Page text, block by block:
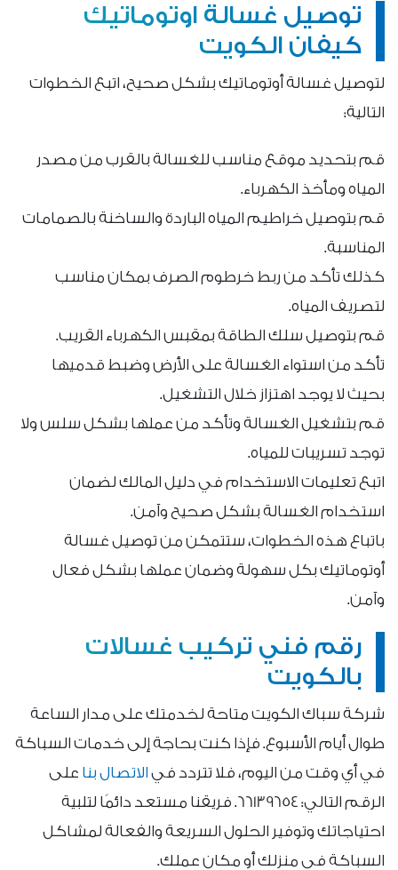
توصيل غسالة اوتوماتيك
كيفان الكويت
لتوصيل غسالة أوتوماتيك بشكل صحيح، اتبع الخطوات
التالية:
قم بتحديد موقع مناسب للغسالة بالقرب من مصدر
المياه ومأخذ الكهرباء.
قم بتوصيل خراطيم المياه الباردة والساخنة بالصمامات
المناسبة.
كذلك تأكد من ربط خرطوم الصرف بمكان مناسب
لتصريف المياه.
قم بتوصيل سلك الطاقة بمقبس الكهرباء القريب.
تأكد من استواء الغسالة على الأرض وضبط قدميها
بحيث لا يوجد اهتزاز خلال التشغيل.
قم بتشغيل الغسالة وتأكد من عملها بشكل سلس ولا
توجد تسريبات للمياه.
اتبع تعليمات الاستخدام في دليل المالك لضمان
استخدام الغسالة بشكل صحيح وآمن.
باتباع هذه الخطوات، ستتمكن من توصيل غسالة
أوتوماتيك بكل سهولة وضمان عملها بشكل فعال
وآمن.
رقم فني تركيب غسالات
بالكويت
شركة سباك الكويت متاحة لخدمتك على مدار الساعة
طوال أيام الأسبوع. فإذا كنت بحاجة إلى خدمات السباكة
في أي وقت من اليوم، فلا تتردد في الاتصال بنا على
الرقم التالي: 66139654. فريقنا مستعد دائمًا لتلبية
احتياجاتك وتوفير الحلول السريعة والفعالة لمشاكل
السباكة في منزلك أو مكان عملك.